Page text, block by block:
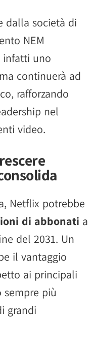
dalla società di
NEM
infatti uno
continuerà ad
rafforzando
nel
video.
Netflix potrebbe
di abbonati a
del 2031. Un
il vantaggio
ai principali
più
grandi